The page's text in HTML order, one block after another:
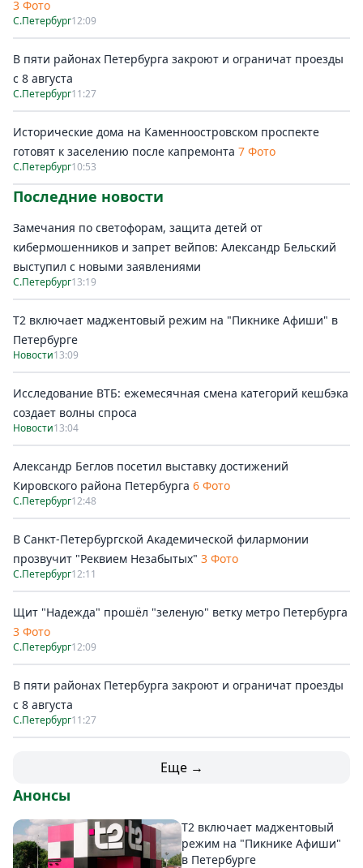
3 Фото
С.Петербург12:09
В пяти районах Петербурга закроют и ограничат проезды
с 8 августа
С.Петербург11:27
Исторические дома на Каменноостровском проспекте
готовят к заселению после капремонта 7 Фото
С.Петербург10:53
Последние новости
Замечания по светофорам, защита детей от
кибермошенников и запрет вейпов: Александр Бельский
выступил с новыми заявлениями
С.Петербург13:19
Т2 включает маджентовый режим на "Пикнике Афиши" в
Петербурге
Новости13:09
Исследование ВТБ: ежемесячная смена категорий кешбэка
создает волны спроса
Новости13:04
Александр Беглов посетил выставку достижений
Кировского района Петербурга 6 Фото
С.Петербург12:48
В Санкт-Петербургской Академической филармонии
прозвучит "Реквием Незабытых" 3 Фото
С.Петербург12:11
Щит "Надежда" прошёл "зеленую" ветку метро Петербурга
3 Фото
С.Петербург12:09
В пяти районах Петербурга закроют и ограничат проезды
с 8 августа
С.Петербург11:27
Еще →
Анонсы
Т2 включает маджентовый
режим на "Пикнике Афиши"
в Петербурге